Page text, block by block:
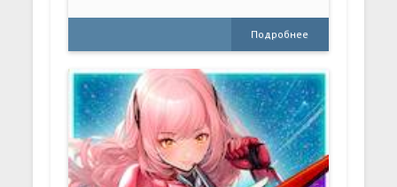
Подробнее